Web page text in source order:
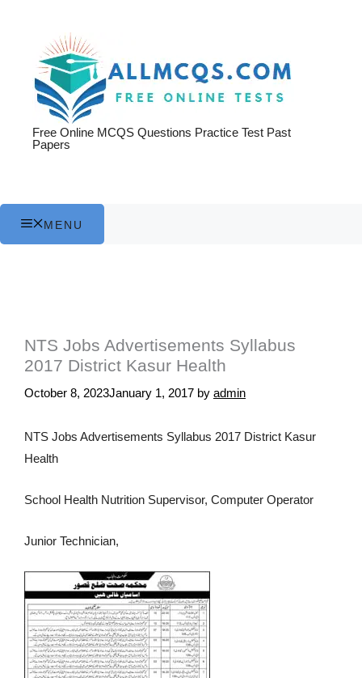
Free Online MCQS Questions Practice Test Past
Papers
MENU
NTS Jobs Advertisements Syllabus
2017 District Kasur Health
October 8, 2023January 1, 2017 by admin
NTS Jobs Advertisements Syllabus 2017 District Kasur
Health
School Health Nutrition Supervisor, Computer Operator
Junior Technician,